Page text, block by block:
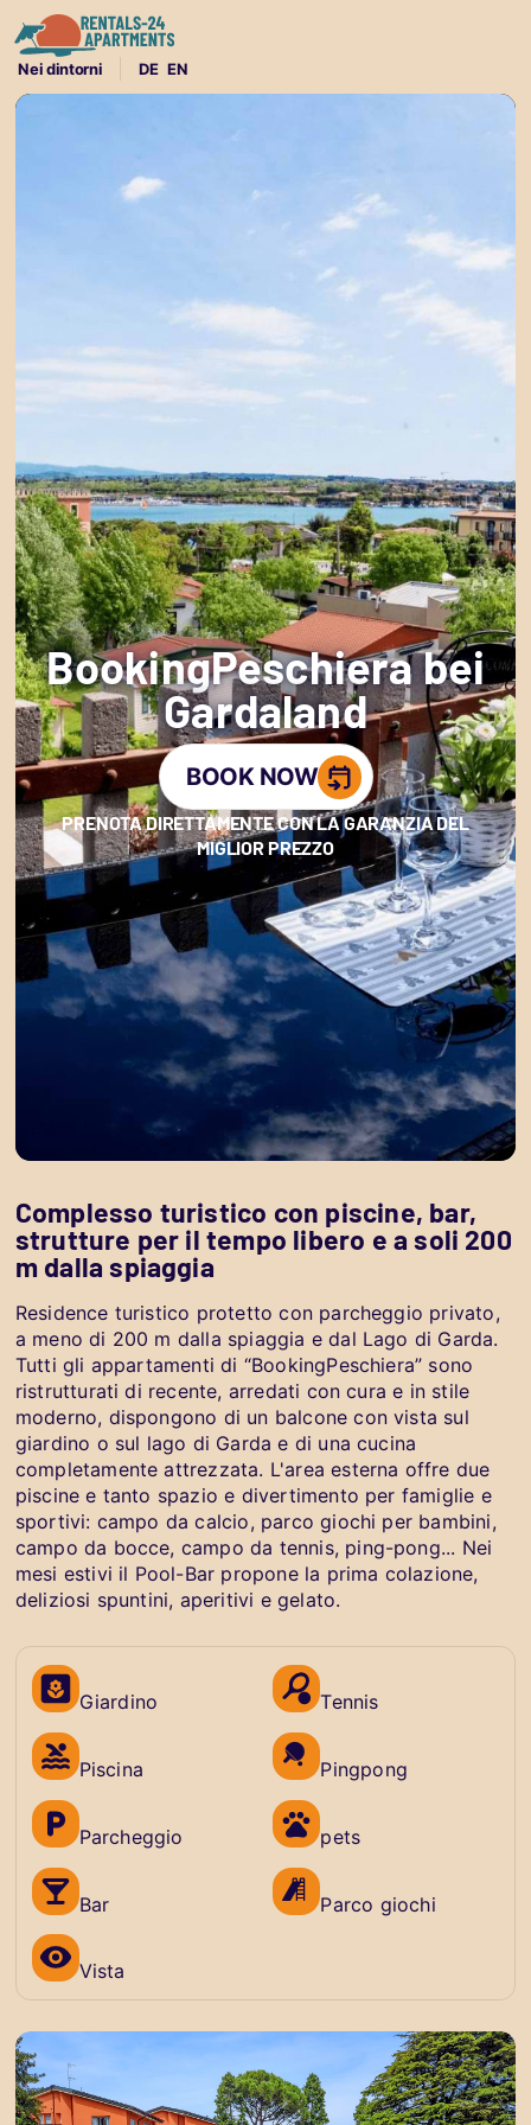
Nei dintorni DE EN
BookingPeschiera bei
Gardaland
BOOK NOW
PRENOTA DIRETTAMENTE CON LA GARANZIA DEL
MIGLIOR PREZZO
Complesso turistico con piscine, bar,
strutture per il tempo libero e a soli 200
m dalla spiaggia
Residence turistico protetto con parcheggio privato,
a meno di 200 m dalla spiaggia e dal Lago di Garda.
Tutti gli appartamenti di “BookingPeschiera” sono
ristrutturati di recente, arredati con cura e in stile
moderno, dispongono di un balcone con vista sul
giardino o sul lago di Garda e di una cucina
completamente attrezzata. L'area esterna offre due
piscine e tanto spazio e divertimento per famiglie e
sportivi: campo da calcio, parco giochi per bambini,
campo da bocce, campo da tennis, ping-pong... Nei
mesi estivi il Pool-Bar propone la prima colazione,
deliziosi spuntini, aperitivi e gelato.
Giardino Tennis
Piscina Pingpong
Parcheggio pets
Bar Parco giochi
Vista